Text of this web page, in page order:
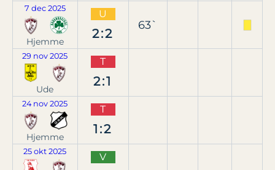
7 dec 2025
Hjemme
U
2:2
63`
29 nov 2025
Ude
T
2:1
24 nov 2025
Hjemme
T
1:2
25 okt 2025 V